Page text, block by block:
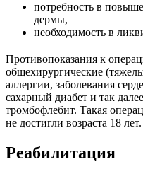
потребность в
дермы,
необходимость в
Противопоказания к
общехирургические
аллергии, заболевания
сахарный диабет и так
тромбофлебит. Такая
не достигли возраста 18 лет.
Реабилитация